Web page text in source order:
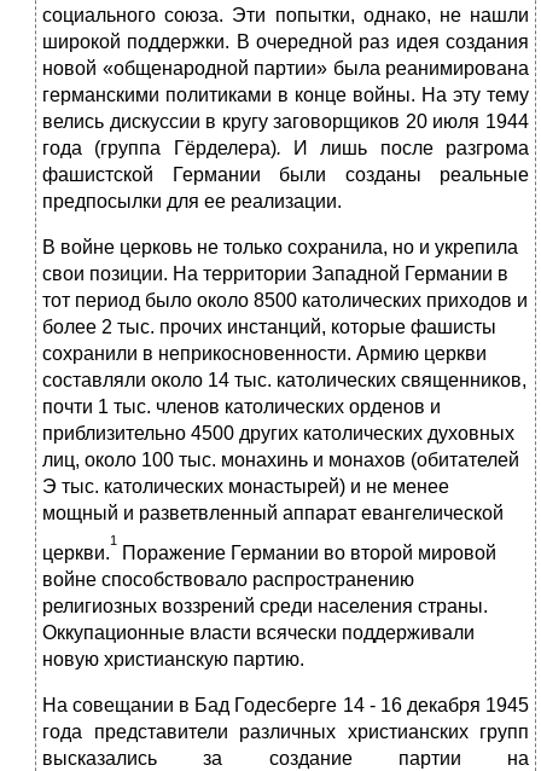
социального союза. Эти попытки, однако, не нашли
широкой поддержки. В очередной раз идея созда­ния
новой «общенародной партии» была реанимирована
германскими поли­тиками в конце войны. На эту тему
велись дискуссии в кругу заговорщиков 20 июля 1944
года (группа Гёрделера).
И лишь после разгрома
фашистской Германии были созданы реальные
предпосылки для ее реализации.
В войне церковь не только сохранила, но и укрепила
свои позиции. На территории Западной Германии в
тот период было около 8500 католических приходов и
более 2 тыс. прочих инстанций, которые фашисты
сохранили в не­прикосновенности. Армию церкви
составляли около 14 тыс. католических священников,
почти 1 тыс. членов католических орденов и
приблизительно 4500 других католических духовных
лиц, около 100 тыс. монахинь и монахов (обитателей
Э тыс. католических монастырей) и не менее
мощный и разветв­ленный аппарат евангелической
церкви.
1
Поражение Германии во второй ми­ровой
войне способствовало распространению
религиозных воз­зрений среди населения страны.
Окку­пационные власти всячески поддерживали
новую христианскую партию.
На совещании в Бад Годесберге 14 - 16 декабря 1945
года представите­ли различных христианских групп
высказались за создание партии на